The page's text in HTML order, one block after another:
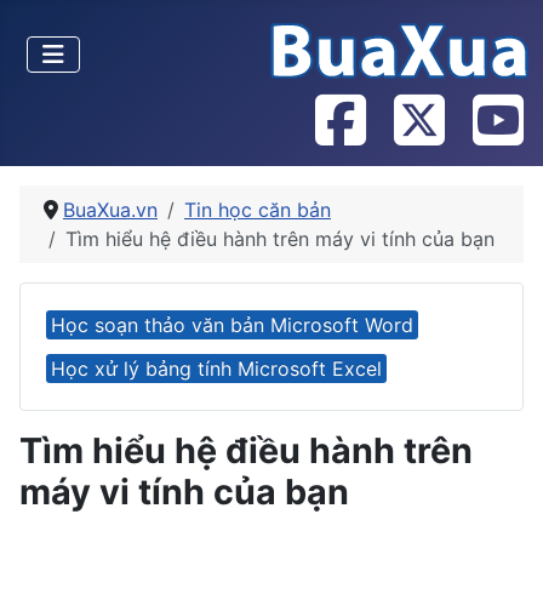
BuaXua.vn
Tin học căn bản
Tìm hiểu hệ điều hành trên máy vi tính của bạn
Học soạn thảo văn bản Microsoft Word
Học xử lý bảng tính Microsoft Excel
Tìm hiểu hệ điều hành trên
máy vi tính của bạn